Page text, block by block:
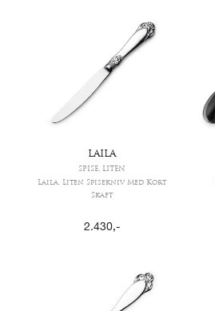
LAILA
SPISE, LITEN
Laila, Liten Spisekniv Med Kort
Skaft
2.430,-